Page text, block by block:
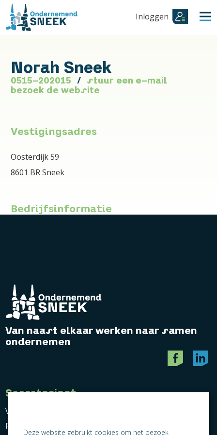
Inloggen
Norah Sneek
0515-202015
stuur een e-mail
bezoek de website
Vestigingsadres
Oosterdijk 59
8601 BR Sneek
Bedrijfsinformatie
Van naast elkaar werken naar samen
ondernemen
Secretariaat
Vereniging Ondernemend Sneek
Postbus 464
Deze website gebruikt cookies om het bezoek